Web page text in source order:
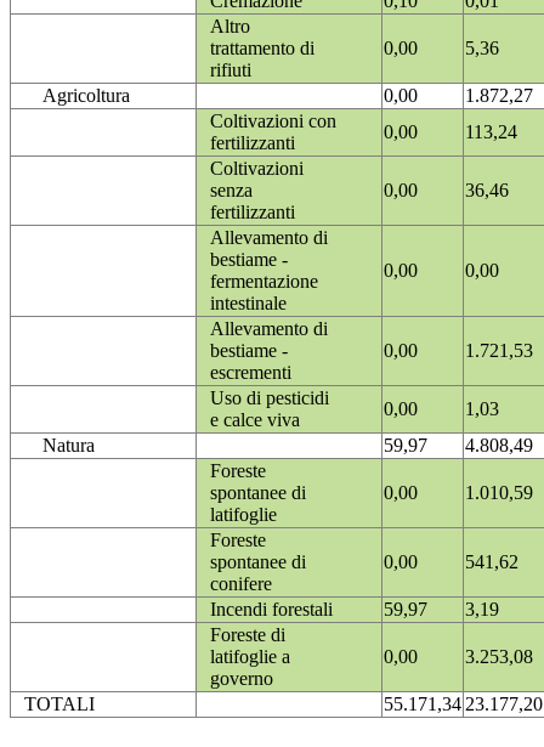
Altro
trattamento di
rifiuti
0,00 5,36
Agricoltura 0,00
1.872,27
Coltivazioni con
fertilizzanti
0,00
113,24
Coltivazioni
senza
fertilizzanti
0,00 36,46
Allevamento di
bestiame -
fermentazione
intestinale
0,00 0,00
Allevamento di
bestiame -
escrementi
0,00 1.721,53
Uso di pesticidi
e calce viva
0,00
1,03
Natura
59,97
4.808,49
Foreste
spontanee di
latifoglie
0,00 1.010,59
Foreste
spontanee di
conifere
0,00 541,62
Incendi forestali 59,97
3,19
Foreste di
latifoglie a
governo
0,00 3.253,08
TOTALI 55.171,3423.177,20